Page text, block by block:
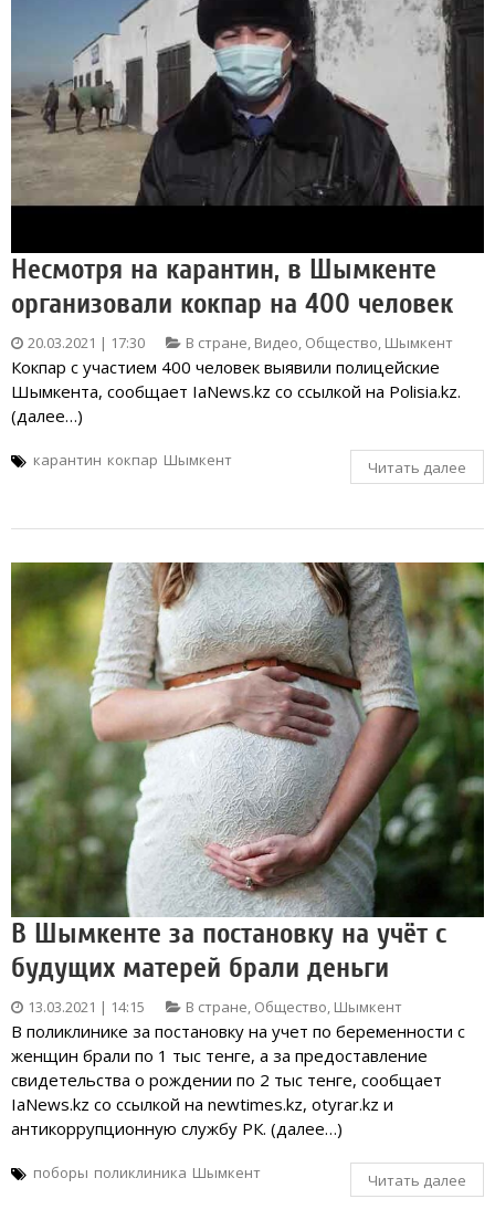
Несмотря на карантин, в Шымкенте
организовали кокпар на 400 человек
20.03.2021 | 17:30 В стране, Видео, Общество, Шымкент
Кокпар с участием 400 человек выявили полицейские
Шымкента, сообщает IaNews.kz со ссылкой на Polisia.kz.
(далее…)
карантин кокпар Шымкент Читать далее
В Шымкенте за постановку на учёт с
будущих матерей брали деньги
13.03.2021 | 14:15 В стране, Общество, Шымкент
В поликлинике за постановку на учет по беременности с
женщин брали по 1 тыс тенге, а за предоставление
свидетельства о рождении по 2 тыс тенге, сообщает
IaNews.kz со ссылкой на newtimes.kz, otyrar.kz и
антикоррупционную службу РК. (далее…)
поборы поликлиника Шымкент Читать далее